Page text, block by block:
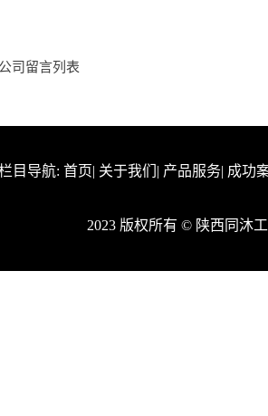
司留言列表
目导航: 首页| 关于我们 | 产品服务| 成功
2023 版权所有 © 陕西同沐